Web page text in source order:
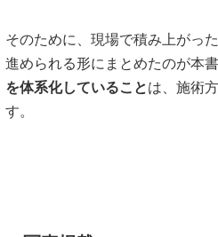
そのために、現場で積み上がっ
進められる形にまとめたのが本書
を体系化していることは、施術
す。